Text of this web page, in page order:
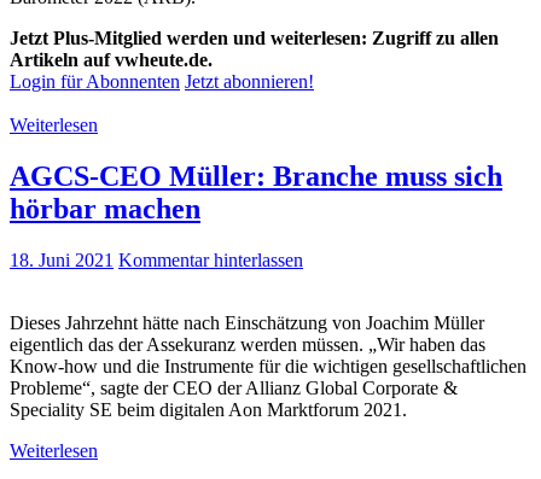
Jetzt Plus-Mitglied werden und weiterlesen: Zugriff zu allen
Artikeln auf vwheute.de.
Login für Abonnenten Jetzt abonnieren!
Weiterlesen
AGCS-CEO Müller: Branche muss sich
hörbar machen
18. Juni 2021 Kommentar hinterlassen
Dieses Jahrzehnt hätte nach Einschätzung von Joachim Müller
eigentlich das der Assekuranz werden müssen. „Wir haben das
Know-how und die Instrumente für die wichtigen gesellschaftlichen
Probleme“, sagte der CEO der Allianz Global Corporate &
Speciality SE beim digitalen Aon Marktforum 2021.
Weiterlesen